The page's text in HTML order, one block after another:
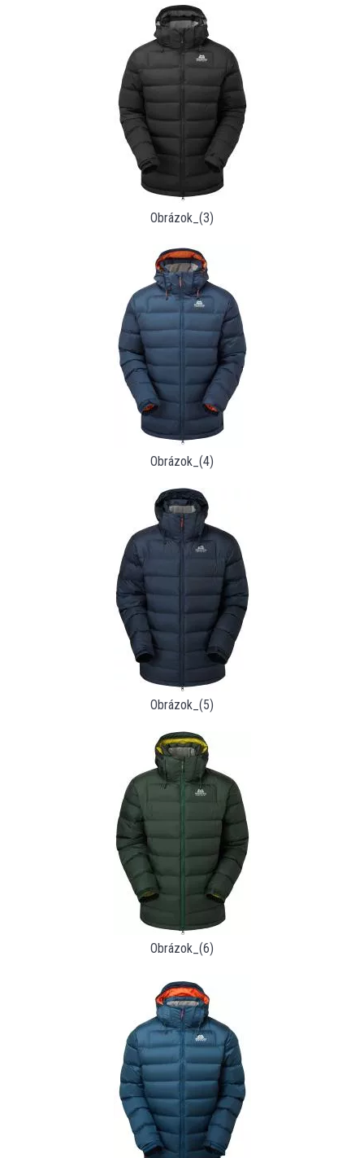
Obrázok_(3)
Obrázok_(4)
Obrázok_(5)
Obrázok_(6)